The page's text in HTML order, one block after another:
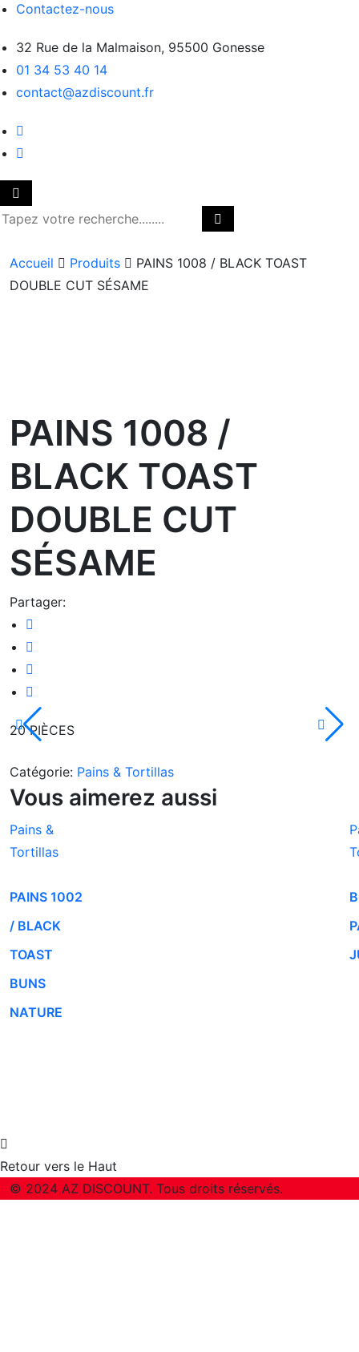
Contactez-nous
32 Rue de la Malmaison, 95500 Gonesse
01 34 53 40 14
contact@azdiscount.fr
Accueil Produits
PAINS 1008 / BLACK TOAST
DOUBLE CUT SÉSAME
PAINS 1008 /
BLACK TOAST
DOUBLE CUT
SÉSAME
Partager:
20 PIÈCES
Catégorie: Pains & Tortillas
Vous aimerez aussi
Pains &
Tortillas
PAINS 1002
/ BLACK
TOAST
BUNS
NATURE
Retour vers le Haut
© 2024 AZ DISCOUNT. Tous droits réservés.